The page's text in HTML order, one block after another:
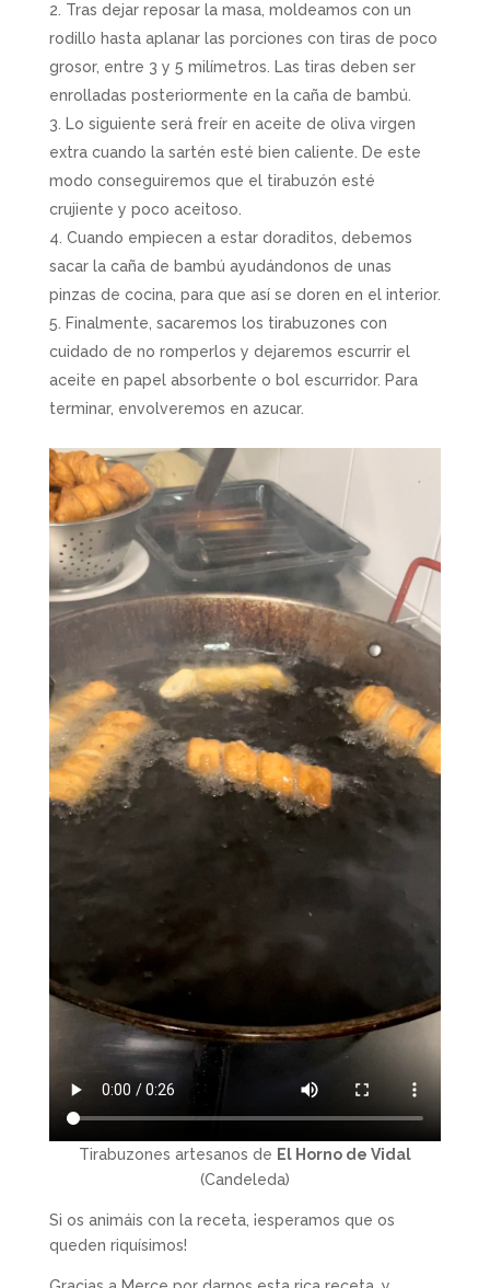
Tras dejar reposar la masa, moldeamos con un
rodillo hasta aplanar las porciones con tiras de poco
grosor, entre 3 y 5 milímetros. Las tiras deben ser
enrolladas posteriormente en la caña de bambú.
Lo siguiente será freír en aceite de oliva virgen
extra cuando la sartén esté bien caliente. De este
modo conseguiremos que el tirabuzón esté
crujiente y poco aceitoso.
Cuando empiecen a estar doraditos, debemos
sacar la caña de bambú ayudándonos de unas
pinzas de cocina, para que así se doren en el interior.
Finalmente, sacaremos los tirabuzones con
cuidado de no romperlos y dejaremos escurrir el
aceite en papel absorbente o bol escurridor. Para
terminar, envolveremos en azucar.
Tirabuzones artesanos de El Horno de Vidal
(Candeleda)
Si os animáis con la receta, ¡esperamos que os
queden riquísimos!